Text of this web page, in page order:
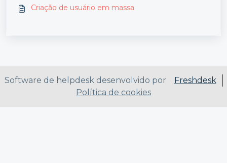
Criação de usuário em massa
Software de helpdesk desenvolvido por
Freshdesk
Política de cookies